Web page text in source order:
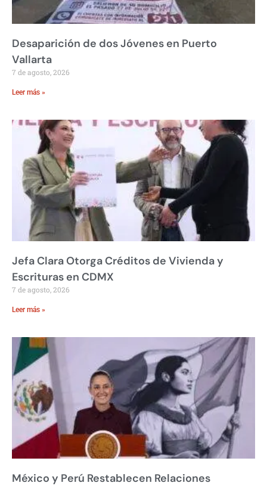
Desaparición de dos Jóvenes en Puerto
Vallarta
7 de agosto, 2026
Leer más »
Jefa Clara Otorga Créditos de Vivienda y
Escrituras en CDMX
7 de agosto, 2026
Leer más »
México y Perú Restablecen Relaciones